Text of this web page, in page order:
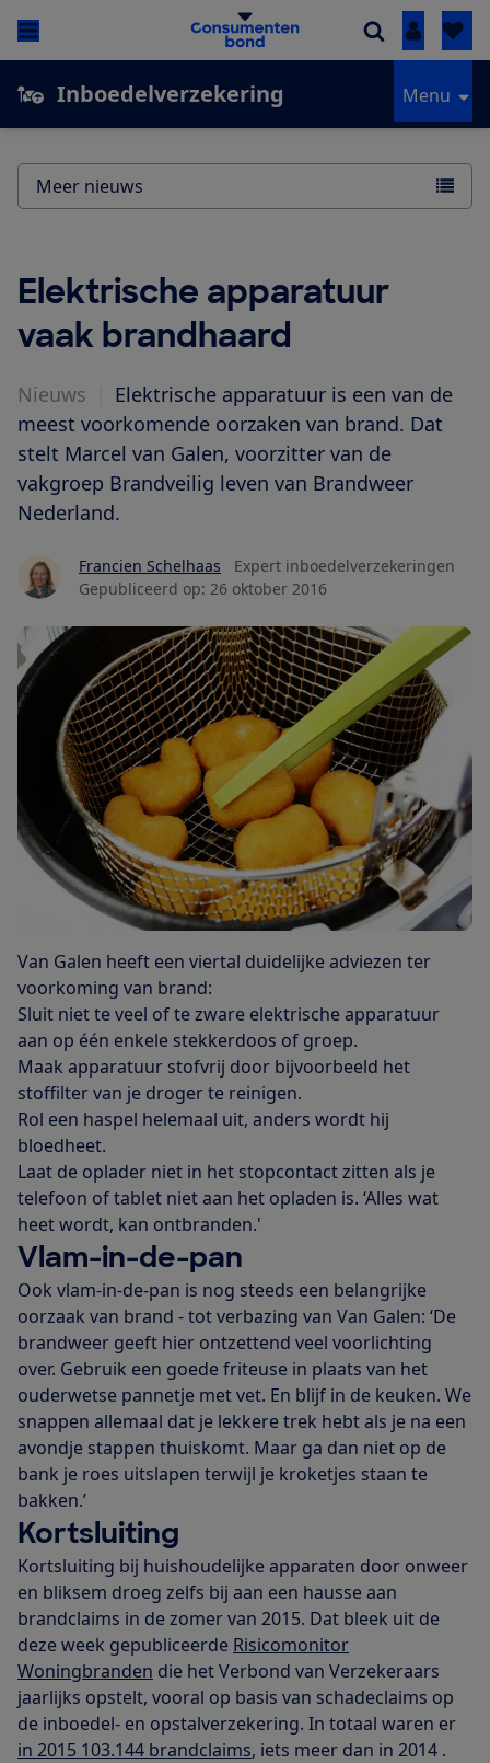
Inloggen
Inboedelverzekering Menu
Elektrische apparatuur
vaak brandhaard
Nieuws
Elektrische apparatuur is een van de
meest voorkomende oorzaken van brand. Dat
stelt Marcel van Galen, voorzitter van de
vakgroep Brandveilig leven van Brandweer
Nederland.
Francien Schelhaas
Expert inboedelverzekeringen
Gepubliceerd op: 26 oktober 2016
Van Galen heeft een viertal duidelijke adviezen ter
voorkoming van brand:
Sluit niet te veel of te zware elektrische apparatuur
aan op één enkele stekkerdoos of groep.
Maak apparatuur stofvrij door bijvoorbeeld het
stoffilter van je droger te reinigen.
Rol een haspel helemaal uit, anders wordt hij
bloedheet.
Laat de oplader niet in het stopcontact zitten als je
telefoon of tablet niet aan het opladen is. ‘Alles wat
heet wordt, kan ontbranden.'
Vlam-in-de-pan
Ook vlam-in-de-pan is nog steeds een belangrijke
oorzaak van brand - tot verbazing van Van Galen: ‘De
brandweer geeft hier ontzettend veel voorlichting
over. Gebruik een goede friteuse in plaats van het
ouderwetse pannetje met vet. En blijf in de keuken. We
snappen allemaal dat je lekkere trek hebt als je na een
avondje stappen thuiskomt. Maar ga dan niet op de
bank je roes uitslapen terwijl je kroketjes staan te
bakken.’
Kortsluiting
Kortsluiting bij huishoudelijke apparaten door onweer
en bliksem droeg zelfs bij aan een hausse aan
brandclaims in de zomer van 2015. Dat bleek uit de
deze week gepubliceerde Risicomonitor
Woningbranden die het Verbond van Verzekeraars
jaarlijks opstelt, vooral op basis van schadeclaims op
de inboedel- en opstalverzekering. In totaal waren er
in 2015 103.144 brandclaims, iets meer dan in 2014 .
Meer nieuws